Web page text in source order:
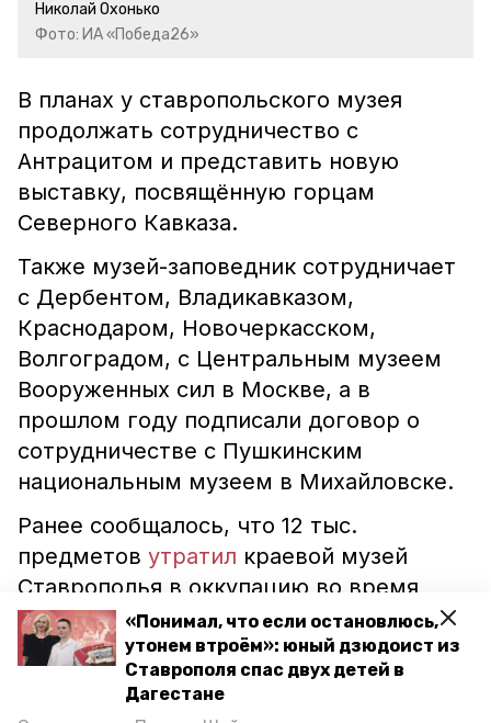
«Понимал, что если остановлюсь,
утонем втроём»: юный дзюдоист из
Ставрополя спас двух детей в
Дагестане
Николай Охонько
Фото: ИА «Победа26»
В планах у ставропольского музея
продолжать сотрудничество с
Антрацитом и представить новую
выставку, посвящённую горцам
Северного Кавказа.
Также музей-заповедник сотрудничает
с Дербентом, Владикавказом,
Краснодаром, Новочеркасском,
Волгоградом, с Центральным музеем
Вооруженных сил в Москве, а в
прошлом году подписали договор о
сотрудничестве с Пушкинским
национальным музеем в Михайловске.
Ранее сообщалось, что 12 тыс.
предметов утратил краевой музей
Ставрополья в оккупацию во время
ВОВ.
ставропольский край